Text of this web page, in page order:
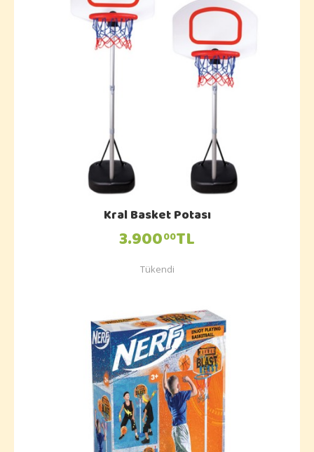
Kral Basket Potası
3.90000TL
Tükendi